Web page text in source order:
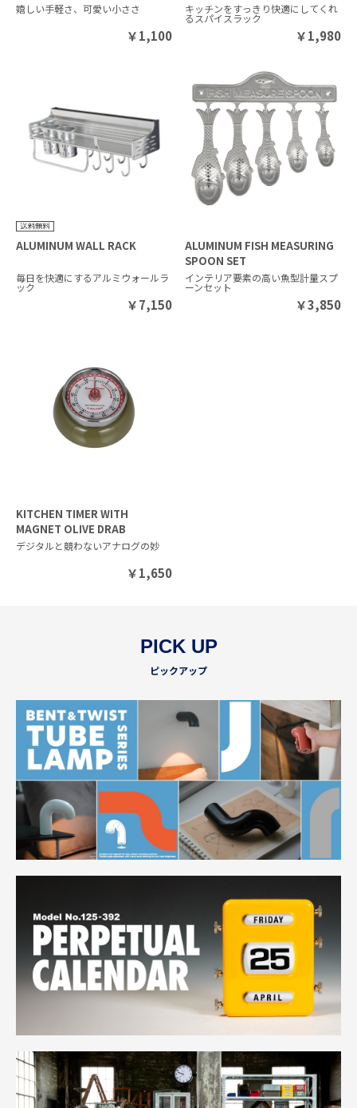
嬉しい手軽さ、可愛い小ささ
￥1,100
キッチンをすっきり快適にしてくれ
るスパイスラック
￥1,980
ALUMINUM WALL RACK
毎日を快適にするアルミウォールラ
ック
￥7,150
ALUMINUM FISH MEASURING
SPOON SET
インテリア要素の高い魚型計量スプ
ーンセット
￥3,850
KITCHEN TIMER WITH
MAGNET OLIVE DRAB
デジタルと競わないアナログの妙
￥1,650
PICK UP
ピックアップ